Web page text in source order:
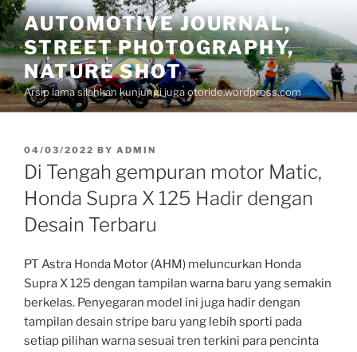
Skip
to
content
AUTOMOTIVE JOURNAL,
STREET PHOTOGRAPHY,
NATURE SHOT
Arsip lama silahkan kunjungi juga otoride.wordpress.com
POSTED
ON
04/03/2022 BY ADMIN
Di Tengah gempuran motor Matic,
Honda Supra X 125 Hadir dengan
Desain Terbaru
PT Astra Honda Motor (AHM) meluncurkan Honda
Supra X 125 dengan tampilan warna baru yang semakin
berkelas. Penyegaran model ini juga hadir dengan
tampilan desain stripe baru yang lebih sporti pada
setiap pilihan warna sesuai tren terkini para pencinta